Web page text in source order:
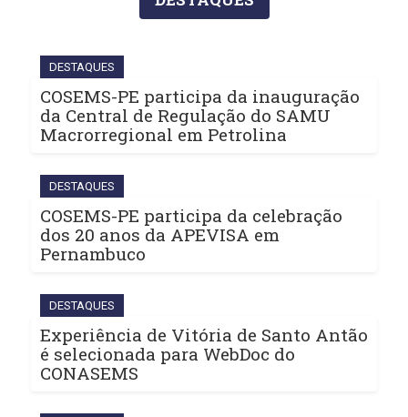
DESTAQUES
COSEMS-PE participa da inauguração
da Central de Regulação do SAMU
Macrorregional em Petrolina
DESTAQUES
COSEMS-PE participa da celebração
dos 20 anos da APEVISA em
Pernambuco
DESTAQUES
Experiência de Vitória de Santo Antão
é selecionada para WebDoc do
CONASEMS